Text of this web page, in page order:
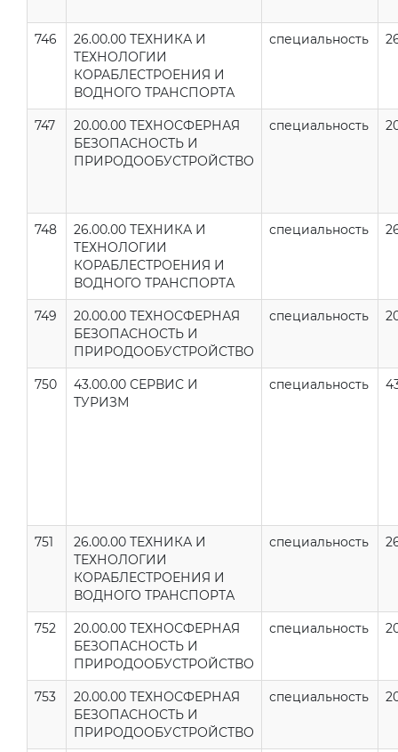
746
26.00.00 ТЕХНИКА И
ТЕХНОЛОГИИ
КОРАБЛЕСТРОЕНИЯ И
ВОДНОГО ТРАНСПОРТА
специальность
747
20.00.00 ТЕХНОСФЕРНАЯ
БЕЗОПАСНОСТЬ И
ПРИРОДООБУСТРОЙСТВО
специальность
748
26.00.00 ТЕХНИКА И
ТЕХНОЛОГИИ
КОРАБЛЕСТРОЕНИЯ И
ВОДНОГО ТРАНСПОРТА
специальность
749
20.00.00 ТЕХНОСФЕРНАЯ
БЕЗОПАСНОСТЬ И
ПРИРОДООБУСТРОЙСТВО
специальность
750
43.00.00 СЕРВИС И
ТУРИЗМ
специальность
751
26.00.00 ТЕХНИКА И
ТЕХНОЛОГИИ
КОРАБЛЕСТРОЕНИЯ И
ВОДНОГО ТРАНСПОРТА
специальность
752
20.00.00 ТЕХНОСФЕРНАЯ
БЕЗОПАСНОСТЬ И
ПРИРОДООБУСТРОЙСТВО
специальность
753
20.00.00 ТЕХНОСФЕРНАЯ
БЕЗОПАСНОСТЬ И
ПРИРОДООБУСТРОЙСТВО
специальность